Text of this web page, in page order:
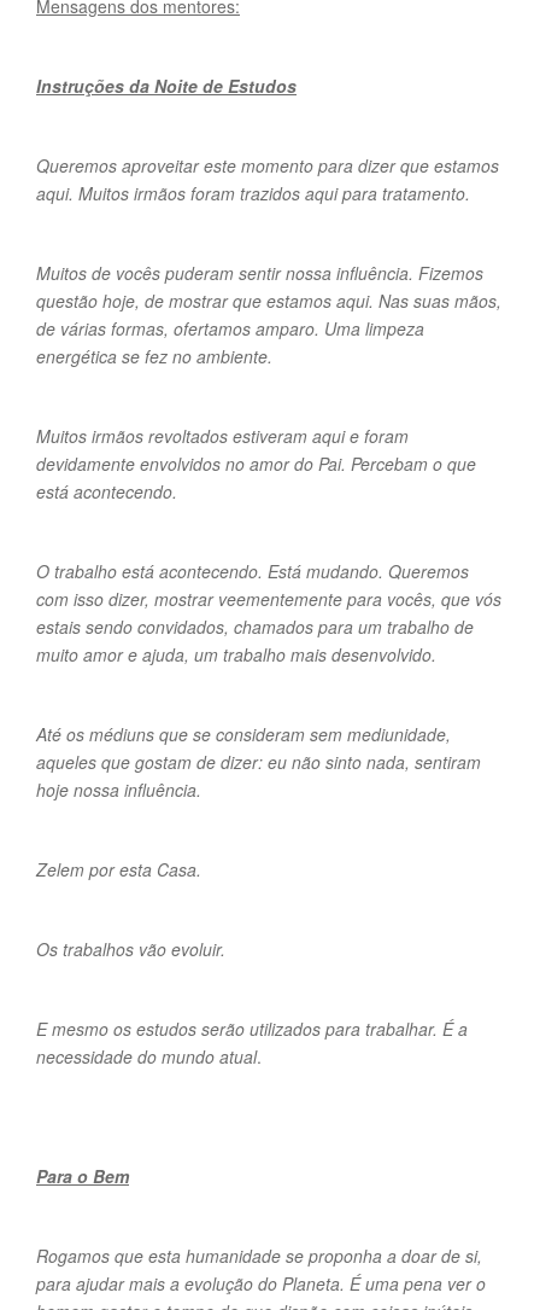
Mensagens dos mentores:
Instruções da Noite de Estudos
Queremos aproveitar este momento para dizer que estamos
aqui. Muitos irmãos foram trazidos aqui para tratamento.
Muitos de vocês puderam sentir nossa influência. Fizemos
questão hoje, de mostrar que estamos aqui. Nas suas mãos,
de várias formas, ofertamos amparo. Uma limpeza
energética se fez no ambiente.
Muitos irmãos revoltados estiveram aqui e foram
devidamente envolvidos no amor do Pai. Percebam o que
está acontecendo.
O trabalho está acontecendo. Está mudando. Queremos
com isso dizer, mostrar veementemente para vocês, que vós
estais sendo convidados, chamados para um trabalho de
muito amor e ajuda, um trabalho mais desenvolvido.
Até os médiuns que se consideram sem mediunidade,
aqueles que gostam de dizer: eu não sinto nada, sentiram
hoje nossa influência.
Zelem por esta Casa.
Os trabalhos vão evoluir.
E mesmo os estudos serão utilizados para trabalhar. É a
necessidade do mundo atual.
Para o Bem
Rogamos que esta humanidade se proponha a doar de si,
para ajudar mais a evolução do Planeta. É uma pena ver o